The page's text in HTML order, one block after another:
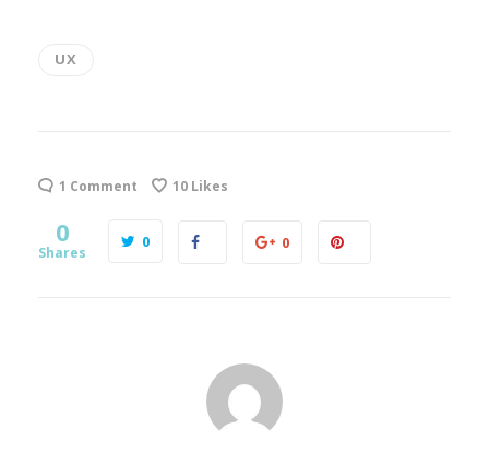
UX
1 Comment 10 Likes
0
Shares
0 0